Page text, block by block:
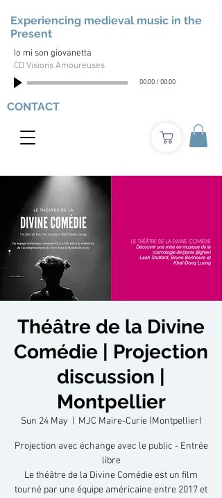
Experiencing medieval music in the
Present
Io mi son giovanetta
CD Visions Amoureuses
00:00/00:00
CONTACT
Théâtre de la Divine
Comédie | Projection
discussion |
Montpellier
Sun 24 May
  |
MJC Maire-Curie (Montpellier)
Projection avec échange avec le public - Entrée
libre
Le théâtre de la Divine Comédie est un film
tourné par une équipe américaine entre 2017 et